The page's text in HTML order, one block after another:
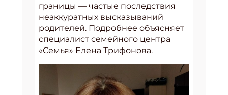
границы — частые последствия
неаккуратных высказываний
родителей. Подробнее объясняет
специалист семейного центра
«Семья» Елена Трифонова.